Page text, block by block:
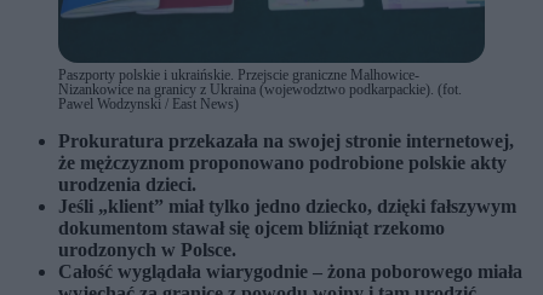
Paszporty polskie i ukraińskie. Przejscie graniczne Malhowice-
Nizankowice na granicy z Ukraina (wojewodztwo podkarpackie). (fot.
Pawel Wodzynski / East News)
Prokuratura przekazała na swojej stronie internetowej,
że mężczyznom proponowano podrobione polskie akty
urodzenia dzieci.
Jeśli „klient” miał tylko jedno dziecko, dzięki fałszywym
dokumentom stawał się ojcem bliźniąt rzekomo
urodzonych w Polsce.
Całość wyglądała wiarygodnie – żona poborowego miała